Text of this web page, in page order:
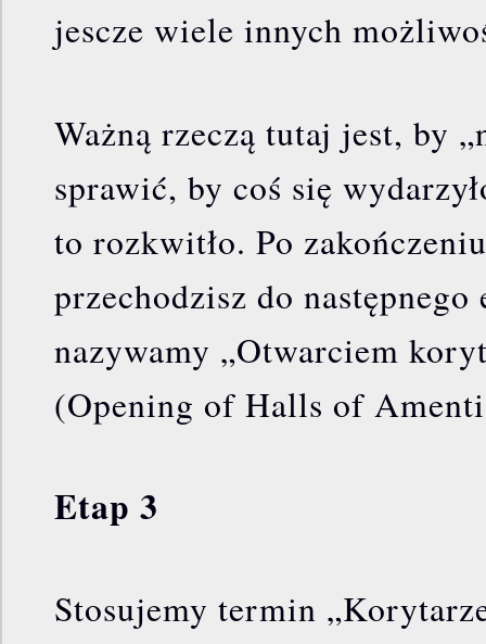
jescze wiele innych
Ważną rzeczą tutaj jest, by
sprawić, by coś się
to rozkwitło. Po
przechodzisz do
nazywamy „Otwarciem
(Opening of Halls of
Etap 3
Stosujemy termin